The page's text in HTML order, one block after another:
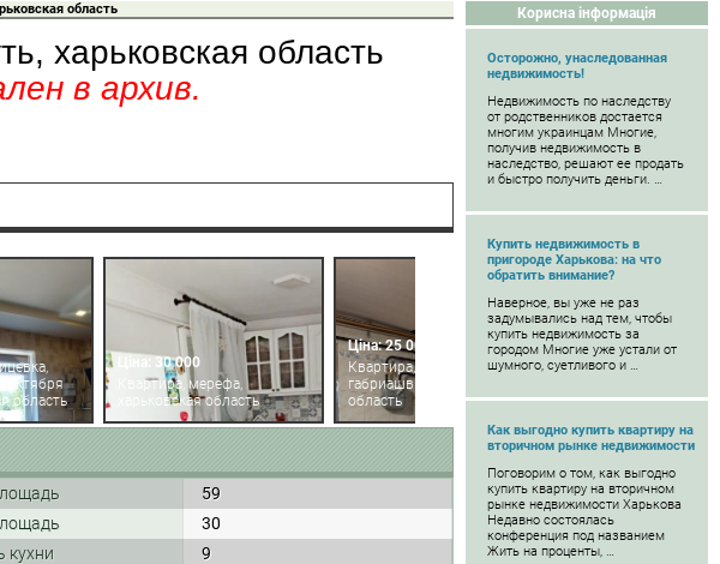
Корисна інформація
Осторожно, унаследованная
недвижимость!
Недвижимость по наследству
от родственников достается
многим украинцам Многие,
получив недвижимость в
наследство, решают ее продать
и быстро получить деньги. …
Купить недвижимость в
пригороде Харькова: на что
обратить внимание?
Наверное, вы уже не раз
задумывались над тем, чтобы
купить недвижимость за
городом Многие уже устали от
шумного, суетливого и …
Как выгодно купить квартиру на
вторичном рынке недвижимости
Поговорим о том, как выгодно
купить квартиру на вторичном
рынке недвижимости Харькова
Недавно состоялась
конференция под названием
Жить на проценты, …
область
харьковская область
в архив.
октября
область
Ціна: 30 000
Квартира, мерефа,
харьковская область
Ціна: 25 000
Квартира, пересечная,
габриашвили, харьковская
область
59
30
кухни
9